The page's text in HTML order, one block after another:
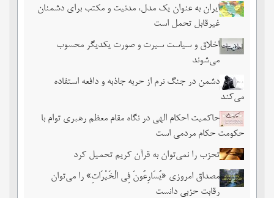
ایران به عنوان یک مدل، مدنیت و مکتب برای دشمنان
غیرقابل تحمل است
اخلاق و سیاست سیرت و صورت یکدیگر محسوب
می‌شوند
دشمن در جنگ نرم از حربه جاذبه و دافعه استفاده
می‌کند
حاکمیت احکام الهی در نگاه مقام معظم رهبری توام با
حکومت حکام مردمی است
تحزب را نمی‌توان به قرآن کریم تحمیل کرد
مصداق امروزی «یُسَارِعُونَ فِی الْخَیْرَاتِ» را می‌توان
رقابت حزبی دانست